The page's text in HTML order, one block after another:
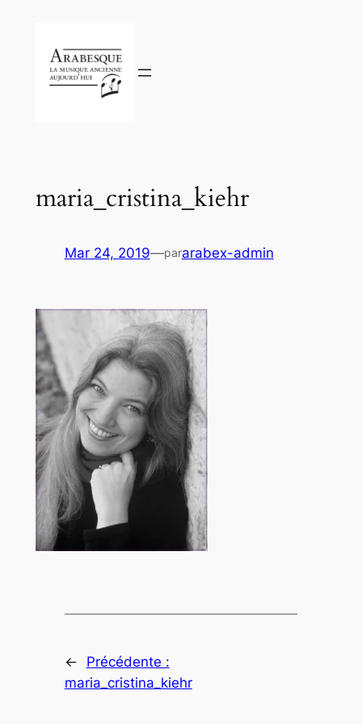
contenu
maria_cristina_kiehr
Mar 24, 2019—pararabex-admin
←
Précédente :
maria_cristina_kiehr